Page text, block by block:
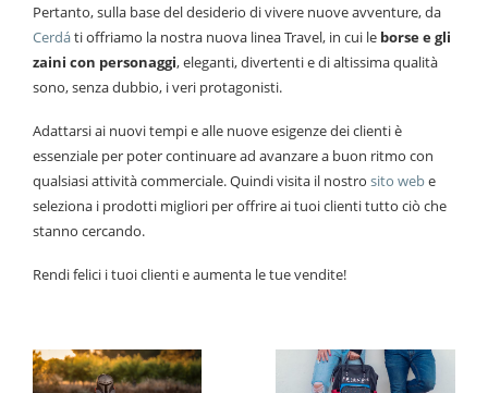
Pertanto, sulla base del desiderio di vivere nuove avventure, da
Cerdáti offriamo la nostra nuova linea Travel, in cui le borse e gli
zaini con personaggi, eleganti, divertenti e di altissima qualità
sono, senza dubbio, i veri protagonisti.
Adattarsi ai nuovi tempi e alle nuove esigenze dei clienti è
essenziale per poter continuare ad avanzare a buon ritmo con
qualsiasi attività commerciale. Quindi visita il nostro sito webe
seleziona i prodotti migliori per offrire ai tuoi clienti tutto ciò che
stanno cercando.
Rendi felici i tuoi clienti e aumenta le tue vendite!